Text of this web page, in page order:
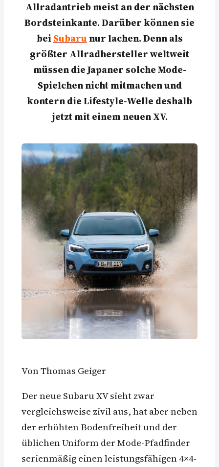
Allradantrieb meist an der nächsten
Bordsteinkante. Darüber können sie
beiSubaru nur lachen. Denn als
größter Allradhersteller weltweit
müssen die Japaner solche Mode-
Spielchen nicht mitmachen und
kontern die Lifestyle-Welle deshalb
jetzt mit einem neuen XV.
Von Thomas Geiger
Der neue Subaru XV sieht zwar
vergleichsweise zivil aus, hat aber neben
der erhöhten Bodenfreiheit und der
üblichen Uniform der Mode-Pfadfinder
serienmäßig einen leistungsfähigen 4×4-